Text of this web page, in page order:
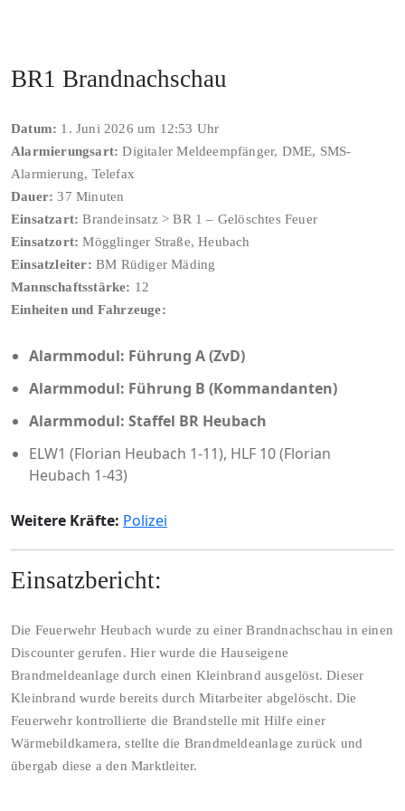
BR1 Brandnachschau
Datum: 1. Juni 2026 um 12:53 Uhr
Alarmierungsart: Digitaler Meldeempfänger, DME, SMS-
Alarmierung, Telefax
Dauer: 37 Minuten
Einsatzart: Brandeinsatz > BR 1 – Gelöschtes Feuer
Einsatzort: Mögglinger Straße, Heubach
Einsatzleiter: BM Rüdiger Mäding
Mannschaftsstärke: 12
Einheiten und Fahrzeuge:
Alarmmodul: Führung A (ZvD)
Alarmmodul: Führung B (Kommandanten)
Alarmmodul: Staffel BR Heubach
ELW1 (Florian Heubach 1-11), HLF 10 (Florian
Heubach 1-43)
Weitere Kräfte: Polizei
Einsatzbericht:
Die Feuerwehr Heubach wurde zu einer Brandnachschau in einen
Discounter gerufen. Hier wurde die Hauseigene
Brandmeldeanlage durch einen Kleinbrand ausgelöst. Dieser
Kleinbrand wurde bereits durch Mitarbeiter abgelöscht. Die
Feuerwehr kontrollierte die Brandstelle mit Hilfe einer
Wärmebildkamera, stellte die Brandmeldeanlage zurück und
übergab diese a den Marktleiter.